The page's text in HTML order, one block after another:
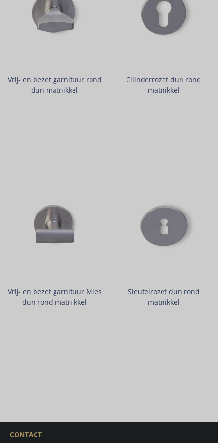
Vrij- en bezet garnituur rond
dun matnikkel
Cilinderrozet dun rond
matnikkel
Vrij- en bezet garnituur Mies
dun rond matnikkel
Sleutelrozet dun rond
matnikkel
CONTACT